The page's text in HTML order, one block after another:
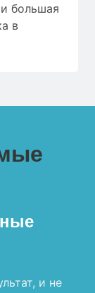
большая
в
и не